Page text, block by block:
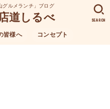
グルメランチ」ブログ
道しるべ
皆様へ コンセプト
SEARCH